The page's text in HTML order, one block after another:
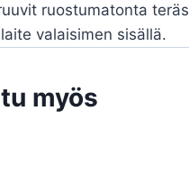
ruostumatonta
valaisimen sisällä.
myös